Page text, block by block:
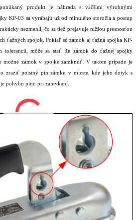
produkt je náhrada s väčšími výrobnými
KP-03 sa vyrábajú už od minulého storočia a postup
nezmenil, čo sa tiež prejavuje nižšou presnosťou
ťažných spojok. Pokiaľ sú zámok aj ťažná spojka KP-
tolerancií, môže sa stať, že zámok do ťažnej spojky
možné zámok v spojke zamknúť. V takom prípade je
zraziť poistný pin zámku v mieste, kde jeho dotyk s
pohybu pinu pri zamykaní.